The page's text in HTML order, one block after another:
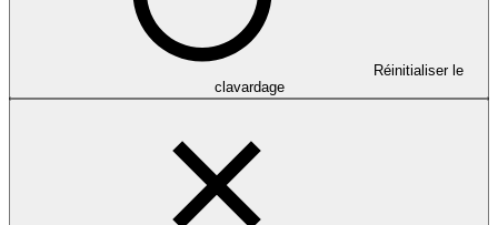
Réinitialiser le
clavardage